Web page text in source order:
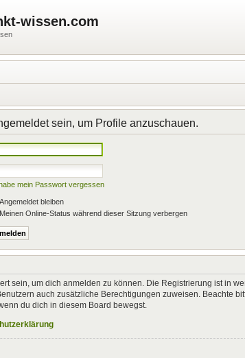
wissen.com
sein, um Profile anzuschauen.
mein Passwort vergessen
Angemeldet bleiben
Meinen Online-Status während dieser Sitzung verbergen
sein, um dich anmelden zu können. Die Registrierung ist in
auch zusätzliche Berechtigungen zuweisen. Beachte
du dich in diesem Board bewegst.